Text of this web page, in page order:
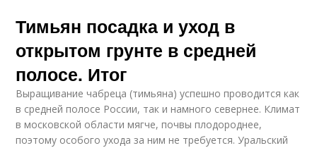
Тимьян посадка и уход в
открытом грунте в средней
полосе. Итог
Выращивание чабреца (тимьяна) успешно проводится как
в средней полосе России, так и намного севернее. Климат
в московской области мягче, почвы плодороднее,
поэтому особого ухода за ним не требуется. Уральский